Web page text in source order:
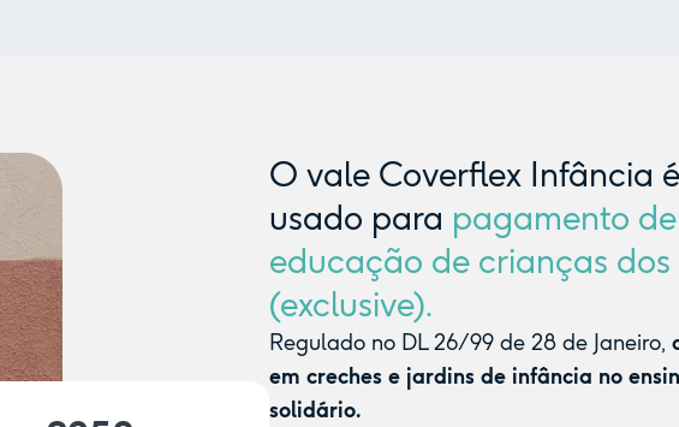
O vale Coverflex Infância
usado para pagamento
educação de crianças dos
(exclusive).
Regulado no DL 26/99 de 28 de Janeiro,
em creches e jardins de infância no
solidário.